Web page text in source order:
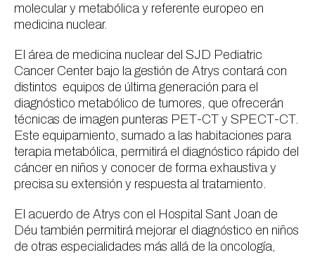
molecular y metabólica y referente europeo en
medicina nuclear.
El área de medicina nuclear del SJD Pediatric
Cancer Center bajo la gestión de Atrys contará con
distintos equipos de última generación para el
diagnóstico metabólico de tumores, que ofrecerán
técnicas de imagen punteras PET-CT y SPECT-CT.
Este equipamiento, sumado a las habitaciones para
terapia metabólica, permitirá el diagnóstico rápido del
cáncer en niños y conocer de forma exhaustiva y
precisa su extensión y respuesta al tratamiento.
El acuerdo de Atrys con el Hospital Sant Joan de
Déu también permitirá mejorar el diagnóstico en niños
de otras especialidades más allá de la oncología,